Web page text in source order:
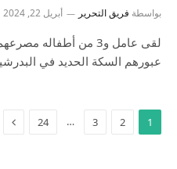
بواسطة فريق التحرير أبريل 22, 2024
لقى عامل و3 من أطفاله
عبورهم السكة الحديد في
1
2
3
…
24